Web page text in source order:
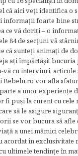
că aici veţi identifica o
informaţii foarte bine
ce vă doriţi – o
84 de secțuni vă
că sunteţi animaţi de
aţi împărtăşit
vă cu interviuri, articole
Bebelu.ro vor afla
a unor experienţe
fi puşi la curent cu cele
să le asigure
se vor bucura să afle
a unei mămici
în exclusivitate
ultimele tendinţe în